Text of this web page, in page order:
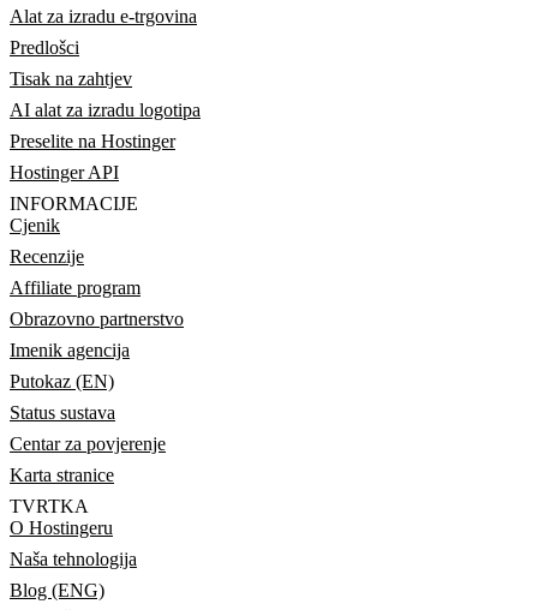
Alat za izradu e-trgovina
Predlošci
Tisak na zahtjev
AI alat za izradu logotipa
Preselite na Hostinger
Hostinger API
INFORMACIJE
Cjenik
Recenzije
Affiliate program
Obrazovno partnerstvo
Imenik agencija
Putokaz (EN)
Status sustava
Centar za povjerenje
Karta stranice
TVRTKA
O Hostingeru
Naša tehnologija
Blog (ENG)